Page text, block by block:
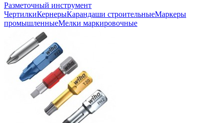
Разметочный инструмент
ЧертилкиКернерыКарандаши строительныеМаркеры
промышленныеМелки маркировочные